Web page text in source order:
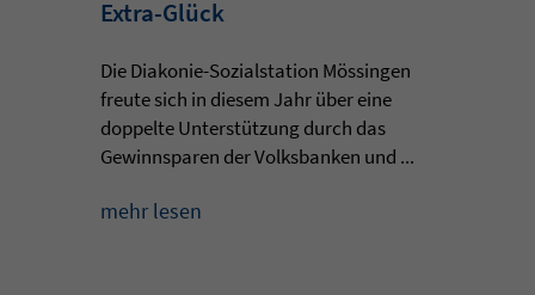
Extra-Glück
Die Diakonie-Sozialstation Mössingen
freute sich in diesem Jahr über eine
doppelte Unterstützung durch das
Gewinnsparen der Volksbanken und ...
mehr lesen